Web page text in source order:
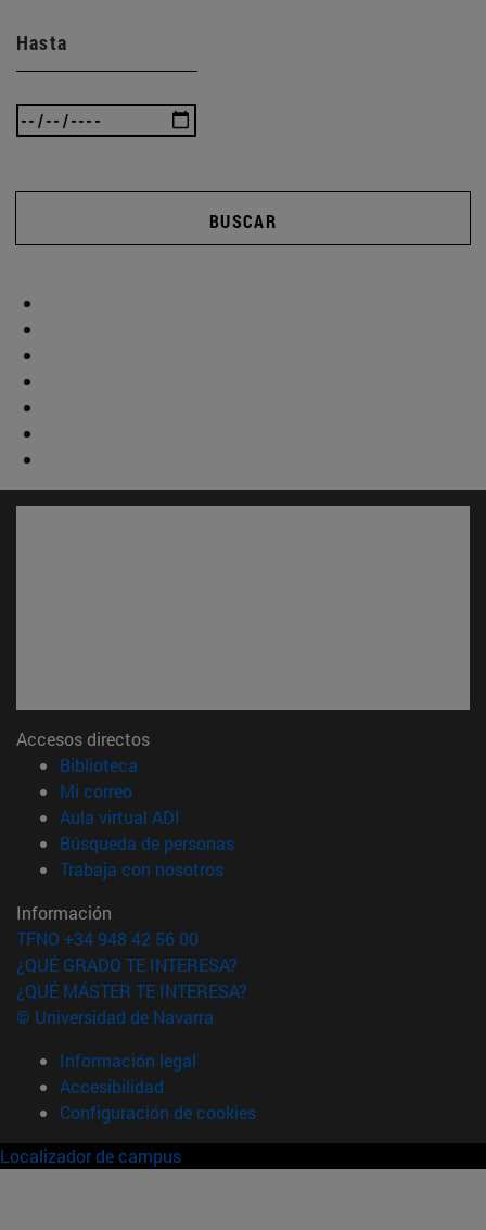
Hasta
BUSCAR
Accesos directos
Biblioteca
Mi correo(abre en nueva ventana)
Aula virtual ADI
Búsqueda de personas(abre en nueva ventana)
Trabaja con nosotros(abre en nueva ventana)
Información
TFNO +34 948 42 56 00
¿QUÉ GRADO TE INTERESA?
¿QUÉ MÁSTER TE INTERESA?
© Universidad de Navarra
Información legal
Accesibilidad
Configuración de cookies
Localizador de campus